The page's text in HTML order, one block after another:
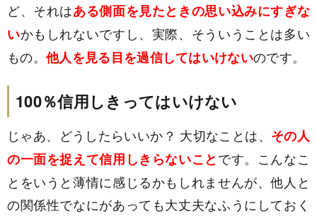
ど、それはある側面を見たときの思い込みにすぎな
いかもしれないですし、実際、そういうことは多い
もの。 他人を見る目を過信してはいけないのです。
100％信用しきってはいけない
じゃあ、どうしたらいいか？ 大切なことは、 その人
の一面を捉えて信用しきらないことです。こんなこ
とをいうと薄情に感じるかもしれませんが、他人と
の関係性でなにがあっても大丈夫なふうにしておく